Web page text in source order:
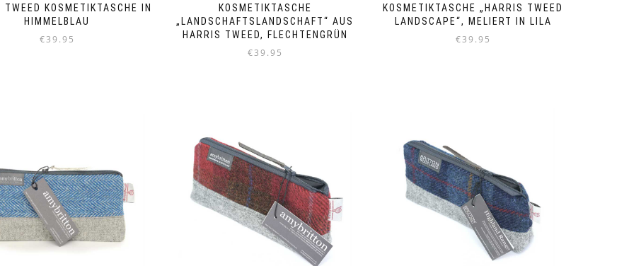
TWEED KOSMETIKTASCHE IN
HIMMELBLAU
€39.95
KOSMETIKTASCHE
„LANDSCHAFTSLANDSCHAFT“ AUS
HARRIS TWEED, FLECHTENGRÜN
€39.95
KOSMETIKTASCHE „HARRIS TWEED
LANDSCAPE“, MELIERT IN LILA
€39.95